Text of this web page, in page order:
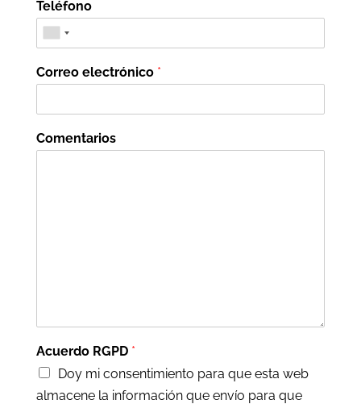
Teléfono
Correo electrónico *
Comentarios
Acuerdo RGPD *
Doy mi consentimiento para que esta web
almacene la información que envío para que